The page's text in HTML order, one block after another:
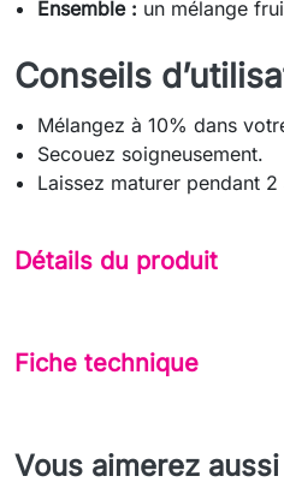
Ensemble : un mélange
Conseils
Mélangez à 10% dans
Secouez soigneusement.
Laissez maturer pendant
Détails du produit
Fiche technique
Vous aimerez aussi